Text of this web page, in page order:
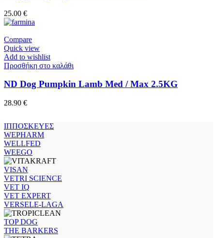
25.00 €
Compare
Quick view
Add to wishlist
Προσθήκη στο καλάθι
ND Dog Pumpkin Lamb Med / Max 2.5KG
28.90 €
ΙΠΠΟΣΚΕΥΕΣ
WEPHARM
WELLFED
WEEGO
VISAN
VETRI SCIENCE
VET IQ
VET EXPERT
VERSELE-LAGA
TOP DOG
THE BARKERS